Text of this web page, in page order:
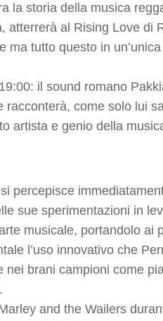
la storia della musica
atterrerà al Rising Love di
tutto questo in
il sound romano
come solo lui
artista e genio della
percepisce
sue sperimentazioni in
musicale, portandolo ai
l’uso innovativo che
brani campioni come
and the Wailers